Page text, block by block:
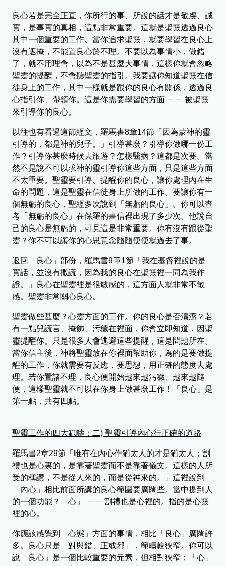
良心若是完全正直，你所行的事、所說的話才是敬虔、誠
實，是事實的真相，這點非常重要。這就是聖靈透過良心
其中一個重要的工作。當你追求聖靈，就要學習在良心上
沒有遮掩，不能置良心於不理。不要以為事情小，做錯
了，就不用理會，以為不是甚麼大事情，這樣你就會忽略
聖靈的提醒，不會聽聖靈的指引。我要讓你知道聖靈在信
徒身上的工作，其中一樣就是跟你的良心有關係，透過良
心指引你、帶領你。這是你需要學習的方面 －－ 被聖靈
來引導你的良心。
以往也有看過這節經文，羅馬書8章14節「因為蒙神的靈
引導的，都是神的兒子。」引導甚麼？引導你做哪一份工
作？引導你甚麼時候去旅遊？怎樣醫病？這都是次要。當
然不是說不可以求神的靈引導你這些方面，只是這些方面
不太重要。聖靈要引導、提醒你的良心，讓你處理內在生
命的問題，這是聖靈在信徒身上所做的工作。要讓你有一
個無虧的良心，聖經多次說到「無虧的良心」。你可以查
考「無虧的良心」在保羅的書信裡出現了多少次。他說自
己的良心是無虧的，可見這是非常重要。你有沒有跟從聖
靈？你不可以讓你的心思意念隨隨便便就過去了事。
返回「良心」部份，羅馬書9章1節「我在基督裡說的是
實話，並沒有撒謊，因為我的良心在聖靈裡一同為我作
證。」良心在聖靈裡是很敏感的，這方面人就非常不敏
感。聖靈非常關心良心。
聖靈做些甚麼？心靈方面的工作。你的良心是否清潔？若
有一點兒謊言、掩飾、污穢在裡面，你會立即知道，因聖
靈提醒你。只是很多人會逃避這些提醒，這是問題所在。
當你信主後，神將聖靈放在你裡面幫助你，為的是要做提
醒的工作，你就需要有反應，要思想，用正確的態度去處
理。若你置諸不理，良心便開始越來越污穢、越來越隨
便，這樣聖靈就不可以在你身上做甚麼工作！「良心」是
第一點，共有四點。
聖靈工作的四大範疇：二) 聖靈引導內心行正確的道路
羅馬書2章29節「唯有在內心作猶太人的才是猶太人；割
禮也是心裏的，是靠著聖靈而不是靠著儀文。這樣的人所
受的稱讚，不是從人來的，而是從神來的。」這裡說到
「內心」相比前面所講的良心範圍要廣闊些。當中提到人
的一個功能？「心」 －－ 割禮也是心裡的。指的是心靈
裡的心。
你應該感覺到「心態」方面的事情，相比「良心」廣闊許
多。良心只是「對與錯、正或邪」，範疇較狹窄。你可以
說「良心」是一個比較重要的元素，但相對狹窄；「心」